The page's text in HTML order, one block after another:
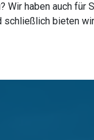
haben auch für
schließlich bieten